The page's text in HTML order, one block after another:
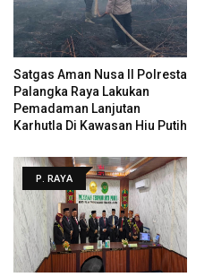
Satgas Aman Nusa II Polresta
Palangka Raya Lakukan
Pemadaman Lanjutan
Karhutla Di Kawasan Hiu Putih
P. RAYA